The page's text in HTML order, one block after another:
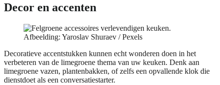
Decor en accenten
Afbeelding: Yaroslav Shuraev / Pexels
Decoratieve accentstukken kunnen echt wonderen doen in het
verbeteren van de limegroene thema van uw keuken. Denk aan
limegroene vazen, plantenbakken, of zelfs een opvallende klok die
dienstdoet als een conversatiestarter.